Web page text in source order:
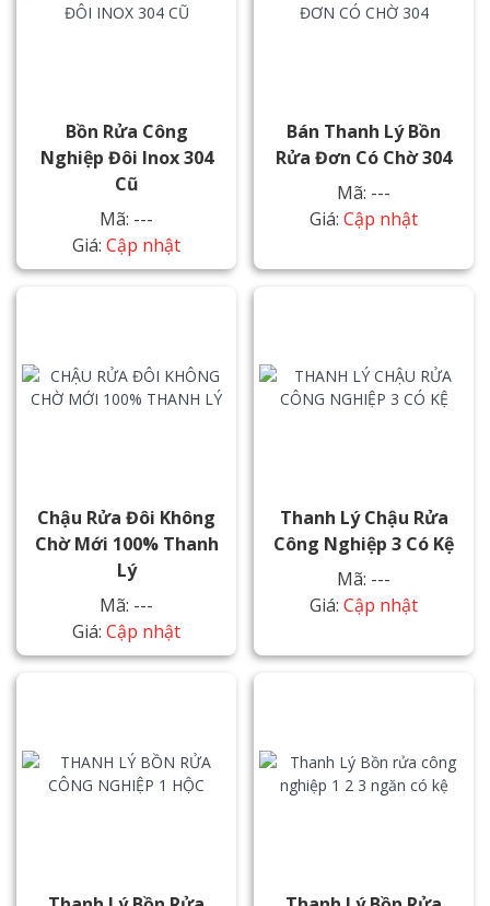
Bồn Rửa Công
Nghiệp Đôi Inox 304
Cũ
Mã: ---
Giá: Cập nhật
Bán Thanh Lý Bồn
Rửa Đơn Có Chờ 304
Mã: ---
Giá: Cập nhật
Chậu Rửa Đôi Không
Chờ Mới 100% Thanh
Lý
Mã: ---
Giá: Cập nhật
Thanh Lý Chậu Rửa
Công Nghiệp 3 Có Kệ
Mã: ---
Giá: Cập nhật